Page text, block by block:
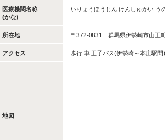
医療機関名称
(かな)
いりょうほうじん けんしゅかい う
所在地 〒372-0831 群馬県伊勢崎市山王
アクセス 歩行 車 王子バス(伊勢崎～本庄駅
地図